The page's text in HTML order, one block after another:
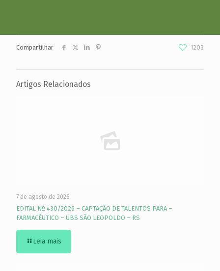
Compartilhar 1203
Artigos Relacionados
7 de agosto de 2026
EDITAL Nº 430/2026 – CAPTAÇÃO DE TALENTOS PARA –
FARMACÊUTICO – UBS SÃO LEOPOLDO – RS
Leia mais